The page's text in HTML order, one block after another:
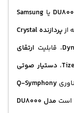
یا Samsung
از
پردازنده Crystal
، قابلیت ارتقای
،دستیار صوتی
Q-Symphony
است مدل DU8000